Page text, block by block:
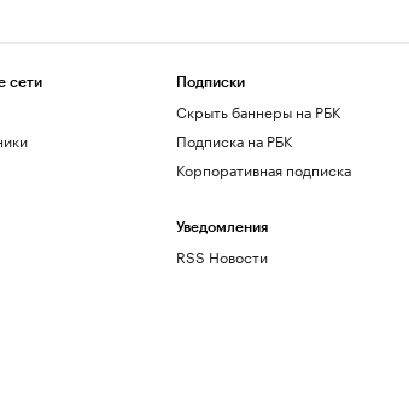
сети Подписки
Скрыть баннеры на РБК
Подписка на РБК
Корпоративная подписка
Уведомления
RSS Новости